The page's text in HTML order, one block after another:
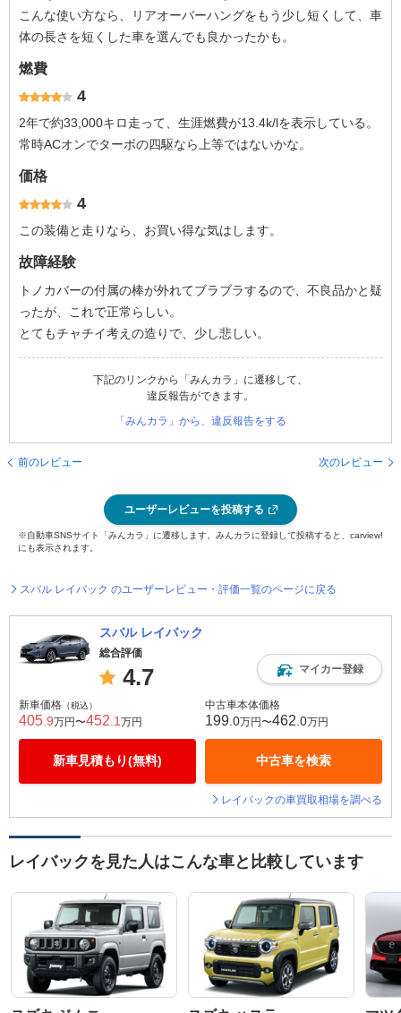
こんな使い方なら、リアオーバーハングをもう少し短くして、車
体の長さを短くした車を選んでも良かったかも。
燃費
4
2年で約33,000キロ走って、生涯燃費が13.4k/lを表示している。
常時ACオンでターボの四駆なら上等ではないかな。
価格
4
この装備と走りなら、お買い得な気はします。
故障経験
トノカバーの付属の棒が外れてブラブラするので、不良品かと疑
ったが、これで正常らしい。
とてもチャチイ考えの造りで、少し悲しい。
下記のリンクから「みんカラ」に遷移して、
違反報告ができます。
「みんカラ」から、違反報告をする
前のレビュー 次のレビュー
ユーザーレビューを投稿する
※自動車SNSサイト「みんカラ」に遷移します。みんカラに登録して投稿すると、carview!
にも表示されます。
スバル レイバック のユーザーレビュー・評価一覧のページに戻る
スバル レイバック
総合評価
4.7 マイカー登録
新車価格 （税込）
405 .9万円〜452 .1 万円
新車見積もり(無料)
中古車本体価格
199 .0万円〜462 .0万円
中古車を検索
レイバックの車買取相場を調べる
レイバックを見た人はこんな車と比較しています